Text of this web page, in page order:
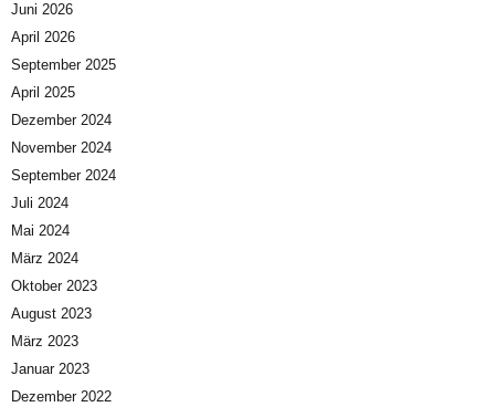
Juni 2026
April 2026
September 2025
April 2025
Dezember 2024
November 2024
September 2024
Juli 2024
Mai 2024
März 2024
Oktober 2023
August 2023
März 2023
Januar 2023
Dezember 2022